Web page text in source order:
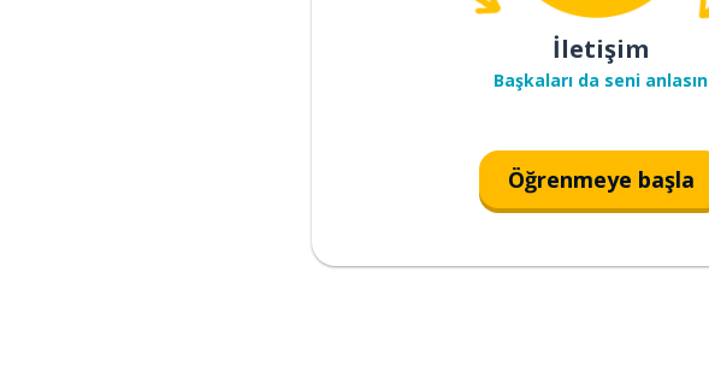
İletişim
Başkaları da seni anlasın
Öğrenmeye başla